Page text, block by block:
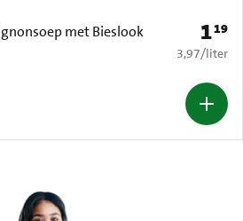
met Bieslook
Prijs:
119
€ 3,97 per
3,97/liter